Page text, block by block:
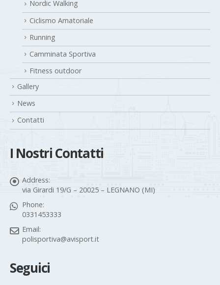
Nordic Walking
Ciclismo Amatoriale
Running
Camminata Sportiva
Fitness outdoor
Gallery
News
Contatti
I Nostri Contatti
Address:
via Girardi 19/G – 20025 – LEGNANO (MI)
Phone:
0331453333
Email:
polisportiva@avisport.it
Seguici